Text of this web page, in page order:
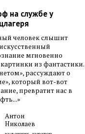
на службе у
человек слышит
мгновенно
из фантастики.
рассуждают о
который вот-вот
превратит нас в
Антон
Николаев